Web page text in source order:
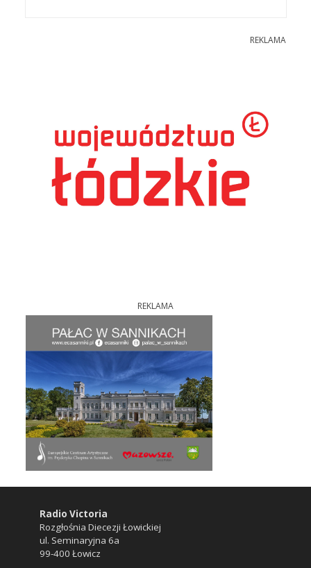
REKLAMA
REKLAMA
Radio Victoria
Rozgłośnia Diecezji Łowickiej
ul. Seminaryjna 6a
99-400 Łowicz